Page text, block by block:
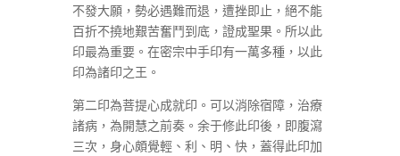
不發大願，勢必遇難而退，遭挫即止，絕不能
百折不撓地艱苦奮鬥到底，證成聖果。所以此
印最為重要。在密宗中手印有一萬多種，以此
印為諸印之王。
第二印為菩提心成就印。可以消除宿障，治療
諸病，為開慧之前奏。余于修此印後，即腹瀉
三次，身心頗覺輕、利、明、快，蓋得此印加